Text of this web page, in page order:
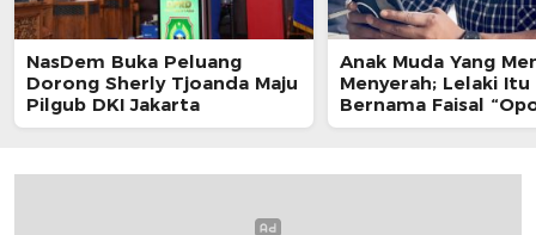
NasDem Buka Peluang
Dorong Sherly Tjoanda Maju
Pilgub DKI Jakarta
Anak Muda Yang
Menyerah; Lelaki Itu
Bernama Faisal